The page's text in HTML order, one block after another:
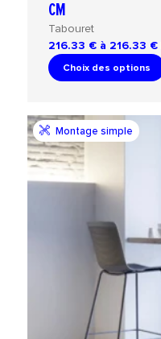
CM
Tabouret
216.33 € à 216.33 €
Choix des options
Montage simple